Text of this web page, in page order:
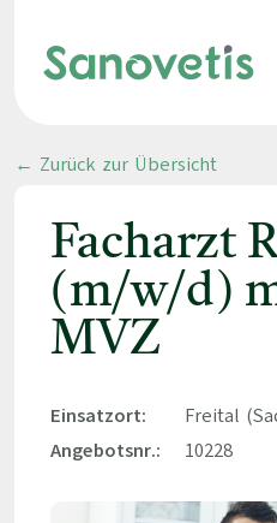
← Zurück zur Übersicht
Facharzt
(m/w/d)
MVZ
Einsatzort:
Freital
Angebotsnr.:
10228